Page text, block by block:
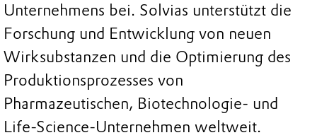
Unternehmens bei. Solvias unterstützt die
Forschung und Entwicklung von neuen
Wirksubstanzen und die Optimierung des
Produktionsprozesses von
Pharmazeutischen, Biotechnologie- und
Life-Science-Unternehmen weltweit.